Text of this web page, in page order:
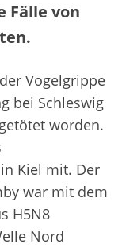
Fälle von
Vogelgrippe
bei Schleswig
worden.
Kiel mit. Der
war mit dem
H5N8
Nord